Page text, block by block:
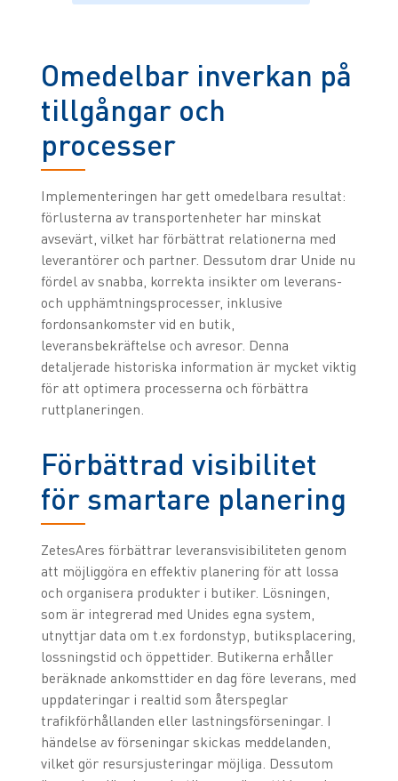
Omedelbar inverkan på
tillgångar och
processer
Implementeringen har gett omedelbara resultat:
förlusterna av transportenheter har minskat
avsevärt, vilket har förbättrat relationerna med
leverantörer och partner. Dessutom drar Unide nu
fördel av snabba, korrekta insikter om leverans-
och upphämtningsprocesser, inklusive
fordonsankomster vid en butik,
leveransbekräftelse och avresor. Denna
detaljerade historiska information är mycket viktig
för att optimera processerna och förbättra
ruttplaneringen.
Förbättrad visibilitet
för smartare planering
ZetesAres förbättrar leveransvisibiliteten genom
att möjliggöra en effektiv planering för att lossa
och organisera produkter i butiker. Lösningen,
som är integrerad med Unides egna system,
utnyttjar data om t.ex fordonstyp, butiksplacering,
lossningstid och öppettider. Butikerna erhåller
beräknade ankomsttider en dag före leverans, med
uppdateringar i realtid som återspeglar
trafikförhållanden eller lastningsförseningar. I
händelse av förseningar skickas meddelanden,
vilket gör resursjusteringar möjliga. Dessutom